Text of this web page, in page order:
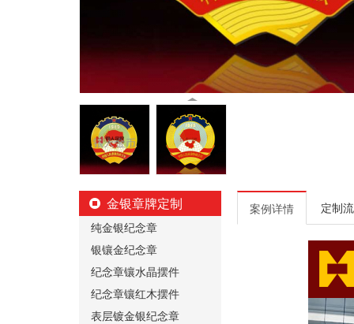
金银章牌定制
纯金银纪念章
银镶金纪念章
纪念章镶水晶摆件
纪念章镶红木摆件
表层镀金银纪念章
案例详情 定制